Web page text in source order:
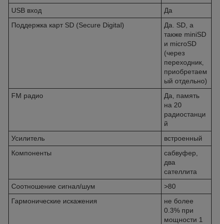
USB вход
Да
Поддержка карт SD (Secure Digital)
Да. SD, а
также miniSD
и microSD
(через
переходник,
приобретаем
ый отдельно)
FM радио
Да, память
на 20
радиостанци
й
Усилитель
встроенный
Компоненты
сабвуфер,
два
сателлита
Соотношение сигнал/шум
>80
Гармонические искажения
не более
0.3% при
мощности 1